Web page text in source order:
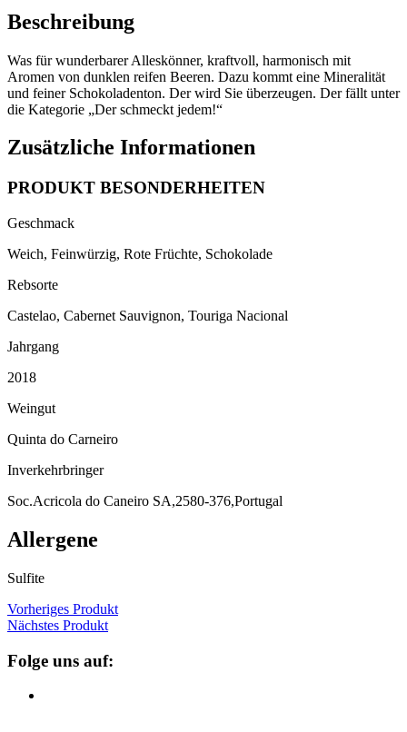
Carneiro
Beschreibung
Was für wunderbarer Alleskönner, kraftvoll, harmonisch mit
Aromen von dunklen reifen Beeren. Dazu kommt eine Mineralität
und feiner Schokoladenton. Der wird Sie überzeugen. Der fällt unter
die Kategorie „Der schmeckt jedem!“
Zusätzliche Informationen
PRODUKT BESONDERHEITEN
Geschmack
Weich, Feinwürzig, Rote Früchte, Schokolade
Rebsorte
Castelao, Cabernet Sauvignon, Touriga Nacional
Jahrgang
2018
Weingut
Quinta do Carneiro
Inverkehrbringer
Soc.Acricola do Caneiro SA,2580-376,Portugal
Allergene
Sulfite
Vorheriges Produkt
Nächstes Produkt
Folge uns auf: